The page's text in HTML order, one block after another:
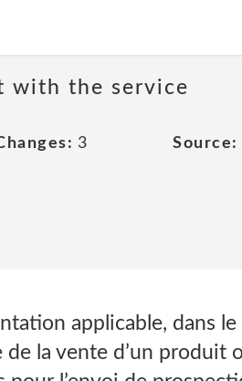
with the service
3 Source:
applicable, dans le
la vente d’un produit